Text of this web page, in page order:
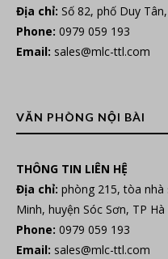
Địa chỉ: Số 82, phố Duy
Phone: 0979 059 193
Email: sales@mlc-ttl.com
VĂN PHÒNG NỘI BÀI
THÔNG TIN LIÊN HỆ
Địa chỉ: phòng 215, tòa nhà
Minh, huyện Sóc Sơn, TP Hà
Phone: 0979 059 193
Email: sales@mlc-ttl.com